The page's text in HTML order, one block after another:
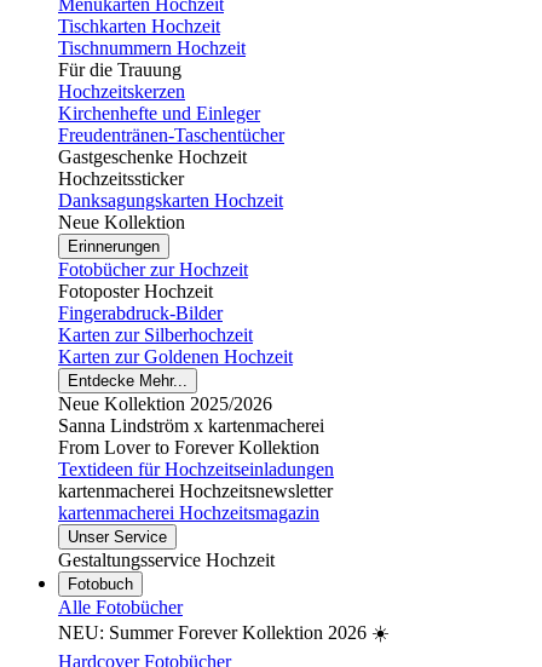
Menükarten Hochzeit
Tischkarten Hochzeit
Tischnummern Hochzeit
Für die Trauung
Hochzeitskerzen
Kirchenhefte und Einleger
Freudentränen-Taschentücher
Gastgeschenke Hochzeit
Hochzeitssticker
Danksagungskarten Hochzeit
Neue Kollektion
Erinnerungen
Fotobücher zur Hochzeit
Fotoposter Hochzeit
Fingerabdruck-Bilder
Karten zur Silberhochzeit
Karten zur Goldenen Hochzeit
Entdecke Mehr...
Neue Kollektion 2025/2026
Sanna Lindström x kartenmacherei
From Lover to Forever Kollektion
Textideen für Hochzeitseinladungen
kartenmacherei Hochzeitsnewsletter
kartenmacherei Hochzeitsmagazin
Unser Service
Gestaltungsservice Hochzeit
Fotobuch
Alle Fotobücher
NEU: Summer Forever Kollektion 2026 ☀️
Hardcover Fotobücher